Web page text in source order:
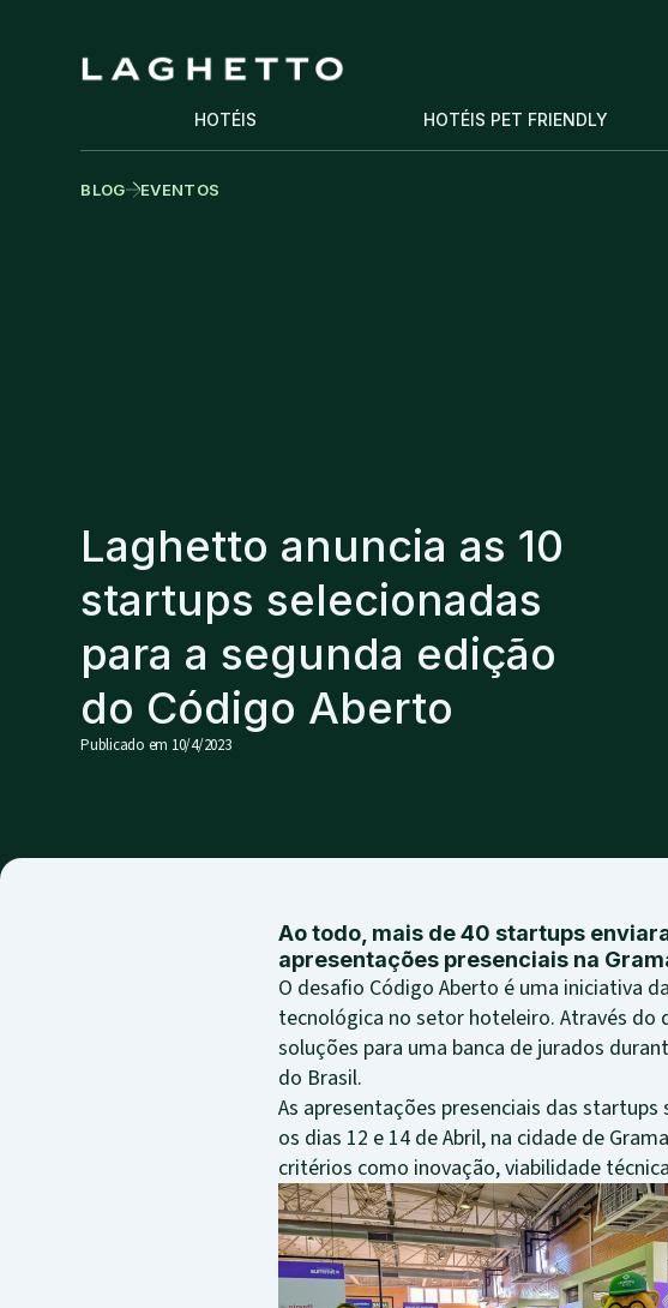
HOTÉIS HOTÉIS PET FRIENDLY
BLOG EVENTOS
Laghetto anuncia as 10
startups selecionadas
para a segunda edição
do Código Aberto
Publicado em 10/4/2023
Ao todo, mais de 40 startups
apresentações presenciais na
O desafio Código Aberto é uma iniciativa
tecnológica no setor hoteleiro. Através do
soluções para uma banca de jurados
do Brasil.
As apresentações presenciais das
os dias 12 e 14 de Abril, na cidade de
critérios como inovação, viabilidade